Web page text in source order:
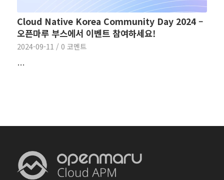
Cloud Native Korea Community Day 2024 –
오픈마루 부스에서 이벤트 참여하세요!
2024-09-11 / 0 코멘트
…